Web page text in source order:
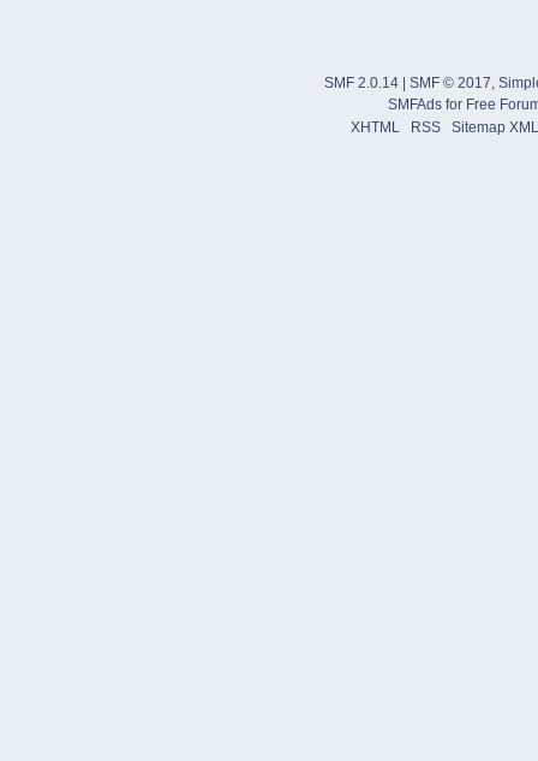
SMF 2.0.14 SMF © 2017,
SMFAdsfor Free
XHTML
RSS Sitemap XML